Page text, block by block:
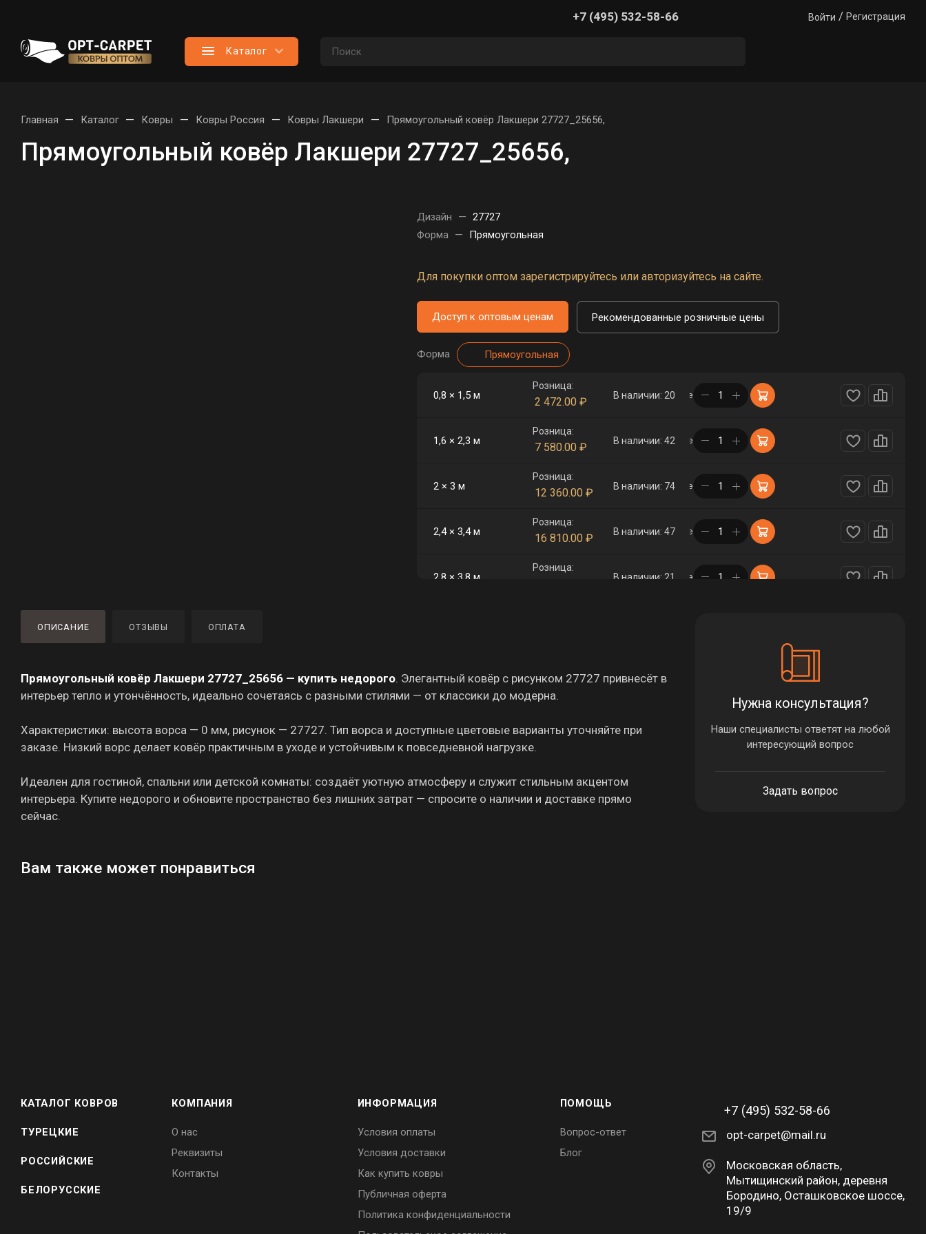
+7 (495) 532-58-66 Войти / Регистрация
Каталог
Главная — Каталог — Ковры — Ковры Россия — Ковры Лакшери — Прямоугольный ковёр Лакшери 27727_25656,
Прямоугольный ковёр Лакшери 27727_25656,
Дизайн — 27727
Форма — Прямоугольная
Для покупки оптом зарегистрируйтесь или авторизуйтесь на сайте.
Доступ к оптовым ценам Рекомендованные розничные цены
Форма Прямоугольная
0,8 × 1,5 м
Розница:
2 472.00 ₽
В наличии: 20
в корзине
1,6 × 2,3 м
Розница:
7 580.00 ₽
В наличии: 42
в корзине
2 × 3 м
Розница:
12 360.00 ₽
В наличии: 74
в корзине
2,4 × 3,4 м
Розница:
16 810.00 ₽
В наличии: 47
в корзине
2,8 × 3,8 м
Розница:
В наличии: 21
в корзине
ОПИСАНИЕ ОТЗЫВЫ ОПЛАТА
Прямоугольный ковёр Лакшери 27727_25656 — купить недорого. Элегантный ковёр с рисунком 27727 привнесёт в
интерьер тепло и утончённость, идеально сочетаясь с разными стилями — от классики до модерна.
Характеристики: высота ворса — 0 мм, рисунок — 27727. Тип ворса и доступные цветовые варианты уточняйте при
заказе. Низкий ворс делает ковёр практичным в уходе и устойчивым к повседневной нагрузке.
Идеален для гостиной, спальни или детской комнаты: создаёт уютную атмосферу и служит стильным акцентом
интерьера. Купите недорого и обновите пространство без лишних затрат — спросите о наличии и доставке прямо
сейчас.
Вам также может понравиться
Нужна консультация?
Наши специалисты ответят на любой
интересующий вопрос
Задать вопрос
КАТАЛОГ КОВРОВ
ТУРЕЦКИЕ
РОССИЙСКИЕ
БЕЛОРУССКИЕ
КОМПАНИЯ
О нас
Реквизиты
Контакты
ИНФОРМАЦИЯ
Условия оплаты
Условия доставки
Как купить ковры
Публичная оферта
Политика конфиденциальности
ПОМОЩЬ
Вопрос-ответ
Блог
+7 (495) 532-58-66
opt-carpet@mail.ru
Московская область,
Мытищинский район, деревня
Бородино, Осташковское шоссе,
19/9